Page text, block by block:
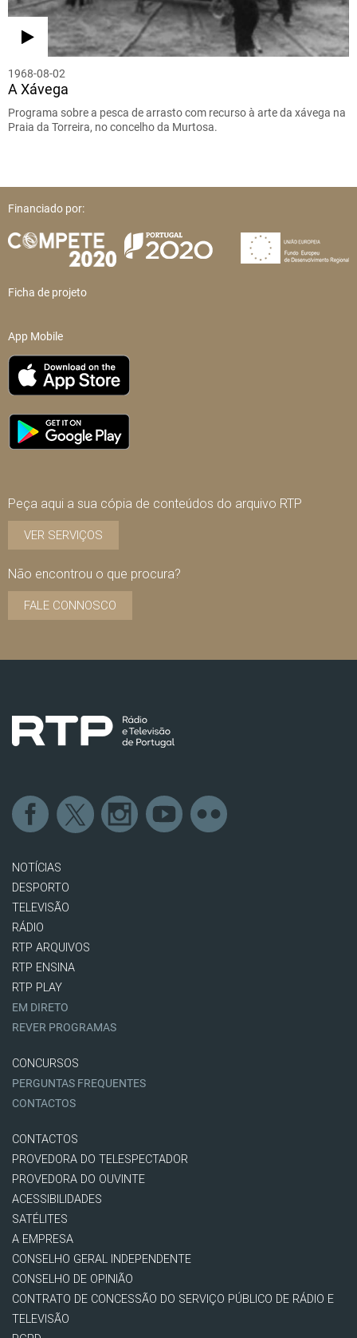
1968-08-02
A Xávega
Programa sobre a pesca de arrasto com recurso à arte da xávega na
Praia da Torreira, no concelho da Murtosa.
Financiado por:
Ficha de projeto
App Mobile
Peça aqui a sua cópia de conteúdos do arquivo RTP
VER SERVIÇOS
Não encontrou o que procura?
FALE CONNOSCO
NOTÍCIAS
DESPORTO
TELEVISÃO
RÁDIO
RTP ARQUIVOS
RTP ENSINA
RTP PLAY
EM DIRETO
REVER PROGRAMAS
CONCURSOS
PERGUNTAS FREQUENTES
CONTACTOS
CONTACTOS
PROVEDORA DO TELESPECTADOR
PROVEDORA DO OUVINTE
ACESSIBILIDADES
SATÉLITES
A EMPRESA
CONSELHO GERAL INDEPENDENTE
CONSELHO DE OPINIÃO
CONTRATO DE CONCESSÃO DO SERVIÇO PÚBLICO DE RÁDIO E
TELEVISÃO